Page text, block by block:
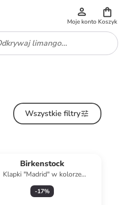
Moje konto Koszyk
Wszystkie filtry
Birkenstock
Klapki "Madrid" w kolorze
niebieskim
-17%